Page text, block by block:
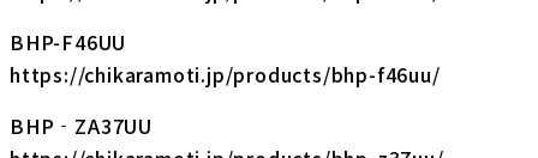
BHP-F46UU
https://chikaramoti.jp/products/bhp-f46uu/
BHP‐ZA37UU